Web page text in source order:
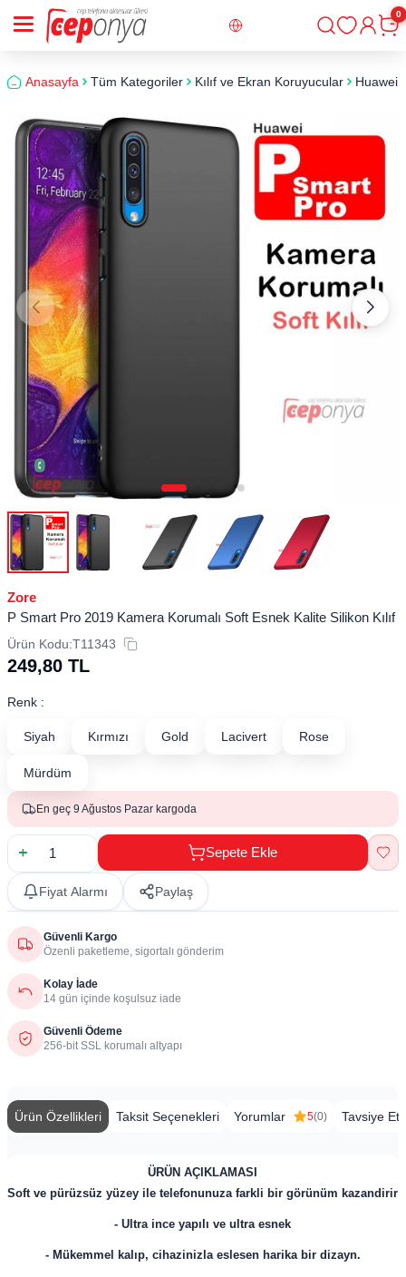
Giriş
0
Anasayfa Tüm Kategoriler Kılıf ve Ekran Koruyucular Huawei
Zore
P Smart Pro 2019 Kamera Korumalı Soft Esnek Kalite Silikon Kılıf
Ürün Kodu:T11343
249,80 TL
Renk :
Siyah Kırmızı Gold Lacivert Rose
Mürdüm
En geç 9 Ağustos Pazar kargoda
Sepete Ekle
Fiyat Alarmı Paylaş
Güvenli Kargo
Özenli paketleme, sigortalı gönderim
Kolay İade
14 gün içinde koşulsuz iade
Güvenli Ödeme
256-bit SSL korumalı altyapı
Ürün Özellikleri Taksit Seçenekleri Yorumlar 5(0) Tavsiye Et
ÜRÜN AÇIKLAMASI
Soft ve pürüzsüz yüzey ile telefonunuza farkli bir görünüm kazandirir
- Ultra ince yapılı ve ultra esnek
- Mükemmel kalıp, cihazinizla eslesen harika bir dizayn.